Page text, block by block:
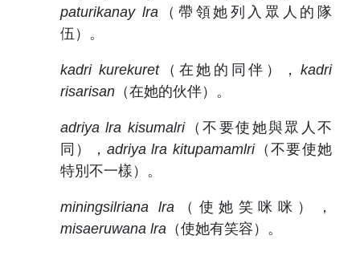
paturikanay lra（帶領她列入眾人的隊
伍）。
kadri kurekuret（在她的同伴），kadri
risarisan （在她的伙伴）。
adriya lra kisumalri（不要使她與眾人不
同）， adriya lra kitupamamlri（不要使她
特別不一樣）。
miningsilriana lra（使她笑咪咪），
misaeruwana lra （使她有笑容）。